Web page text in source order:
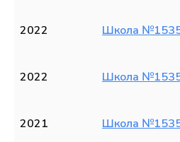
2022 Школа №1535
2022 Школа №1535
2021 Школа №1535